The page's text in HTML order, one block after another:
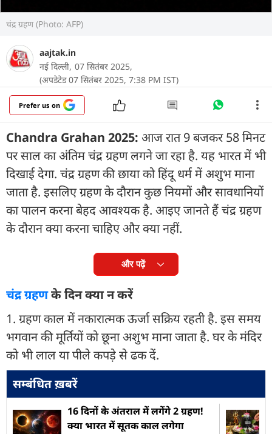
चंद्र ग्रहण (Photo: AFP)
aajtak.in
नई दिल्ली, 07 सितंबर 2025,
(अपडेटेड 07 सितंबर 2025, 7:38 PM IST)
Prefer us on
Chandra Grahan 2025: आज रात 9 बजकर 58 मिनट
पर साल का अंतिम चंद्र ग्रहण लगने जा रहा है. यह भारत में भी
दिखाई देगा. चंद्र ग्रहण की छाया को हिंदू धर्म में अशुभ माना
जाता है. इसलिए ग्रहण के दौरान कुछ नियमों और सावधानियों
का पालन करना बेहद आवश्यक है. आइए जानते हैं चंद्र ग्रहण
के दौरान क्या करना चाहिए और क्या नहीं.
और पढ़ें
चंद्र ग्रहणके दिन क्या न करें
1. ग्रहण काल में नकारात्मक ऊर्जा सक्रिय रहती है. इस समय
भगवान की मूर्तियों को छूना अशुभ माना जाता है. घर के मंदिर
को भी लाल या पीले कपड़े से ढक दें.
सम्बंधित ख़बरें
16 दिनों के अंतराल में लगेंगे 2 ग्रहण!
क्या भारत में सूतक काल लगेगा